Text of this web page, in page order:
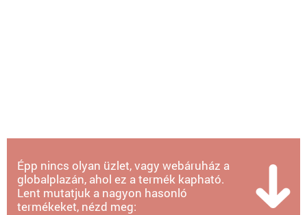
Épp nincs olyan üzlet, vagy webáruház a
globalplazán, ahol ez a termék kapható.
Lent mutatjuk a nagyon hasonló
termékeket, nézd meg: